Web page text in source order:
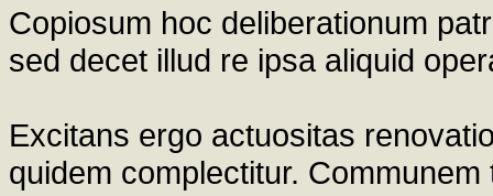
Copiosum hoc deliberationum
sed decet illud re ipsa aliquid
Excitans ergo actuositas
quidem complectitur.